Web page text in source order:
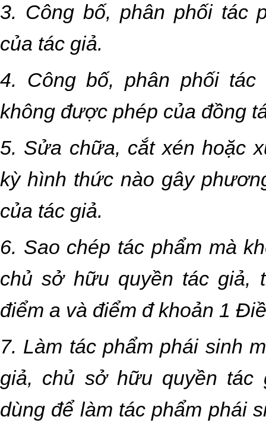
3. Công bố, phân phối tác
của tác giả.
4. Công bố, phân phối
không được phép của đồng
5. Sửa chữa, cắt xén hoặc
kỳ hình thức nào gây
của tác giả.
6. Sao chép tác phẩm mà
chủ sở hữu quyền tác giả,
điểm a và điểm đ khoản 1
7. Làm tác phẩm phái sinh
giả, chủ sở hữu quyền
dùng để làm tác phẩm phái